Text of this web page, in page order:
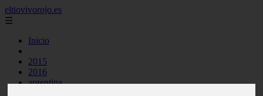
eltiovivorojo.es
☰
Inicio
2015
2016
argentina